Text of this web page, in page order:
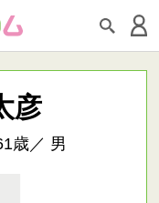
彦
歳／ 男